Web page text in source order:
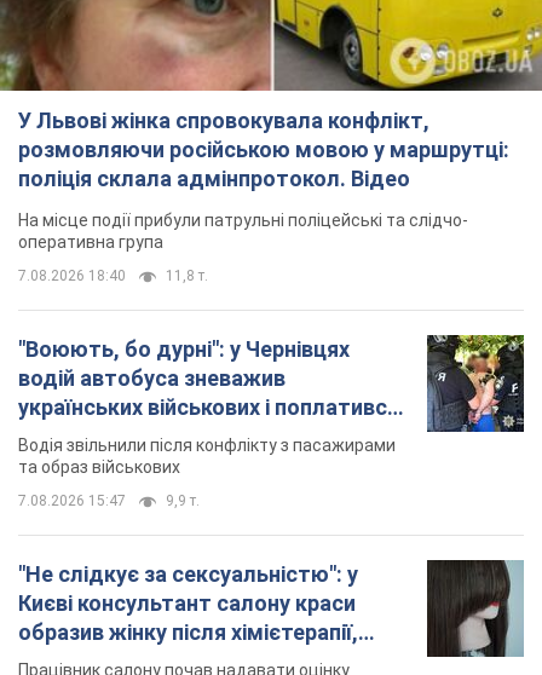
У Львові жінка спровокувала конфлікт,
розмовляючи російською мовою у маршрутці:
поліція склала адмінпротокол. Відео
На місце події прибули патрульні поліцейські та слідчо-
оперативна група
7.08.2026 18:40 11,8 т.
"Воюють, бо дурні": у Чернівцях
водій автобуса зневажив
українських військових і поплатився.
Відео
Водія звільнили після конфлікту з пасажирами
та образ військових
7.08.2026 15:47 9,9 т.
"Не слідкує за сексуальністю": у
Києві консультант салону краси
образив жінку після хімієтерапії,
розгорівся скандал. Фото
Працівник салону почав надавати оцінку